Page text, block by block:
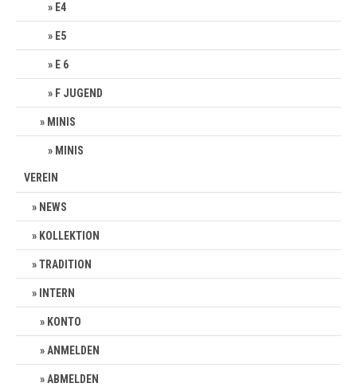
E4
E5
E 6
F JUGEND
MINIS
MINIS
VEREIN
NEWS
KOLLEKTION
TRADITION
INTERN
KONTO
ANMELDEN
ABMELDEN